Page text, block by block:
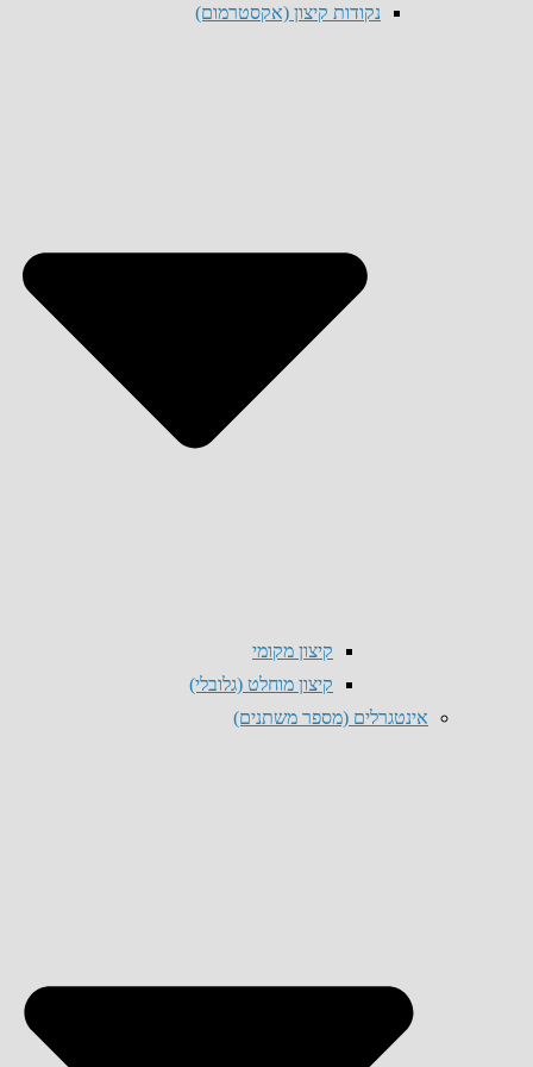
נקודות קיצון (אקסטרמום)
קיצון מקומי
קיצון מוחלט (גלובלי)
אינטגרלים (מספר משתנים)